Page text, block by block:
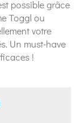
possible grâce
Toggl ou
votre
Un must-have
!